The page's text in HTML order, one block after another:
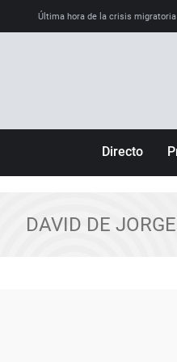
Última hora de la crisis migratoria
Directo
Julia en
DAVID DE JORGE